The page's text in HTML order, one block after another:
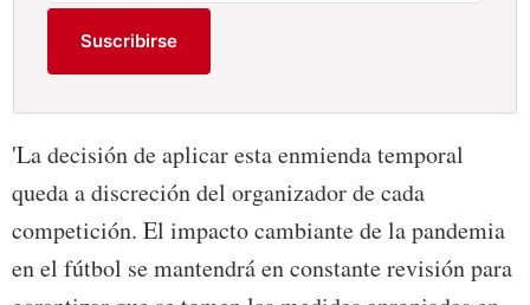
Suscribirse
'La decisión de aplicar esta enmienda temporal
queda a discreción del organizador de cada
competición. El impacto cambiante de la pandemia
en el fútbol se mantendrá en constante revisión para